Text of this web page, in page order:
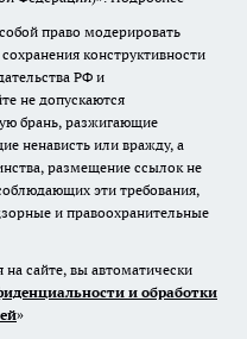
право модерировать
конструктивности
РФ и
не допускаются
брань, разжигающие
ненависть или вражду, а
размещение ссылок не
эти требования,
и правоохранительные
сайте, вы автоматически
и обработки
»